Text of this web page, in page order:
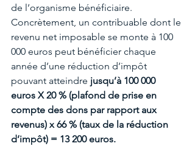
de l’organisme bénéficiaire.
Concrètement, un contribuable dont le
revenu net imposable se monte à 100
000 euros peut bénéficier chaque
année d’une réduction d’impôt
pouvant atteindre jusqu’à 100 000
euros X 20 % (plafond de prise en
compte des dons par rapport aux
revenus) x 66 % (taux de la réduction
d’impôt) = 13 200 euros.